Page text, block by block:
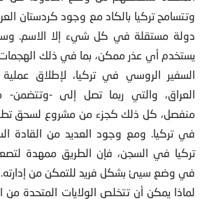
وتتسامح تركيا بالكاد مع وجود كردستان
دولة مستقلة في كل شيء إلا الاسم.
يستخدم أي عذر ممكن، بما في ذلك الهجمات
السفير الروسي في تركيا، لإطلاق
العراق، والتي ربما تصل إلى -وتتضمن-
منفصل، كل ذلك كجزء من مشروع لسحق
في تركيا. ومع وجود العديد من القادة
تركيا في السجن، فإن الطريق ممهدة
في وضع سيئ بشكل فريد للتمكن من إدارته.
لماذا يمكن أن تتخلص الولايات المتحدة من